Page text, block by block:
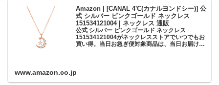
Amazon | [CANAL 4℃(カナルヨンドシー)] 公
式 シルバー ピンクゴールド ネックレス
151534121004 | ネックレス 通販
公式 シルバー ピンクゴールド ネックレス
151534121004がネックレスストアでいつでもお
買い得。当日お急ぎ便対象商品は、当日お届け可
www.amazon.co.jp